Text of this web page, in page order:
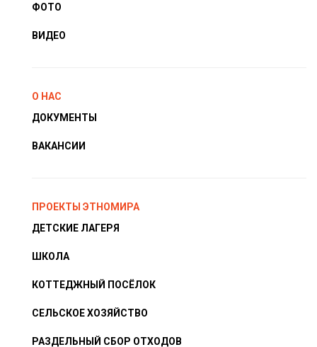
ФОТО
ВИДЕО
О НАС
ДОКУМЕНТЫ
ВАКАНСИИ
ПРОЕКТЫ ЭТНОМИРА
ДЕТСКИЕ ЛАГЕРЯ
ШКОЛА
КОТТЕДЖНЫЙ ПОСЁЛОК
СЕЛЬСКОЕ ХОЗЯЙСТВО
РАЗДЕЛЬНЫЙ СБОР ОТХОДОВ